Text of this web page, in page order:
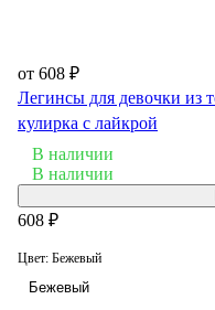
от 608 ₽
Легинсы для девочки из
кулирка с лайкрой
В наличии
В наличии
608 ₽
Цвет: Бежевый
Бежевый